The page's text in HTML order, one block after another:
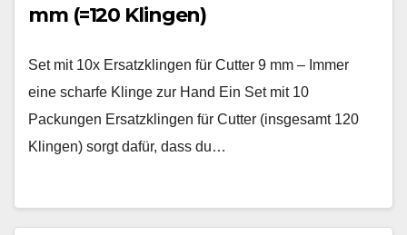
mm (=120 Klingen)
Set mit 10x Ersatzklingen für Cutter 9 mm – Immer
eine scharfe Klinge zur Hand Ein Set mit 10
Packungen Ersatzklingen für Cutter (insgesamt 120
Klingen) sorgt dafür, dass du…